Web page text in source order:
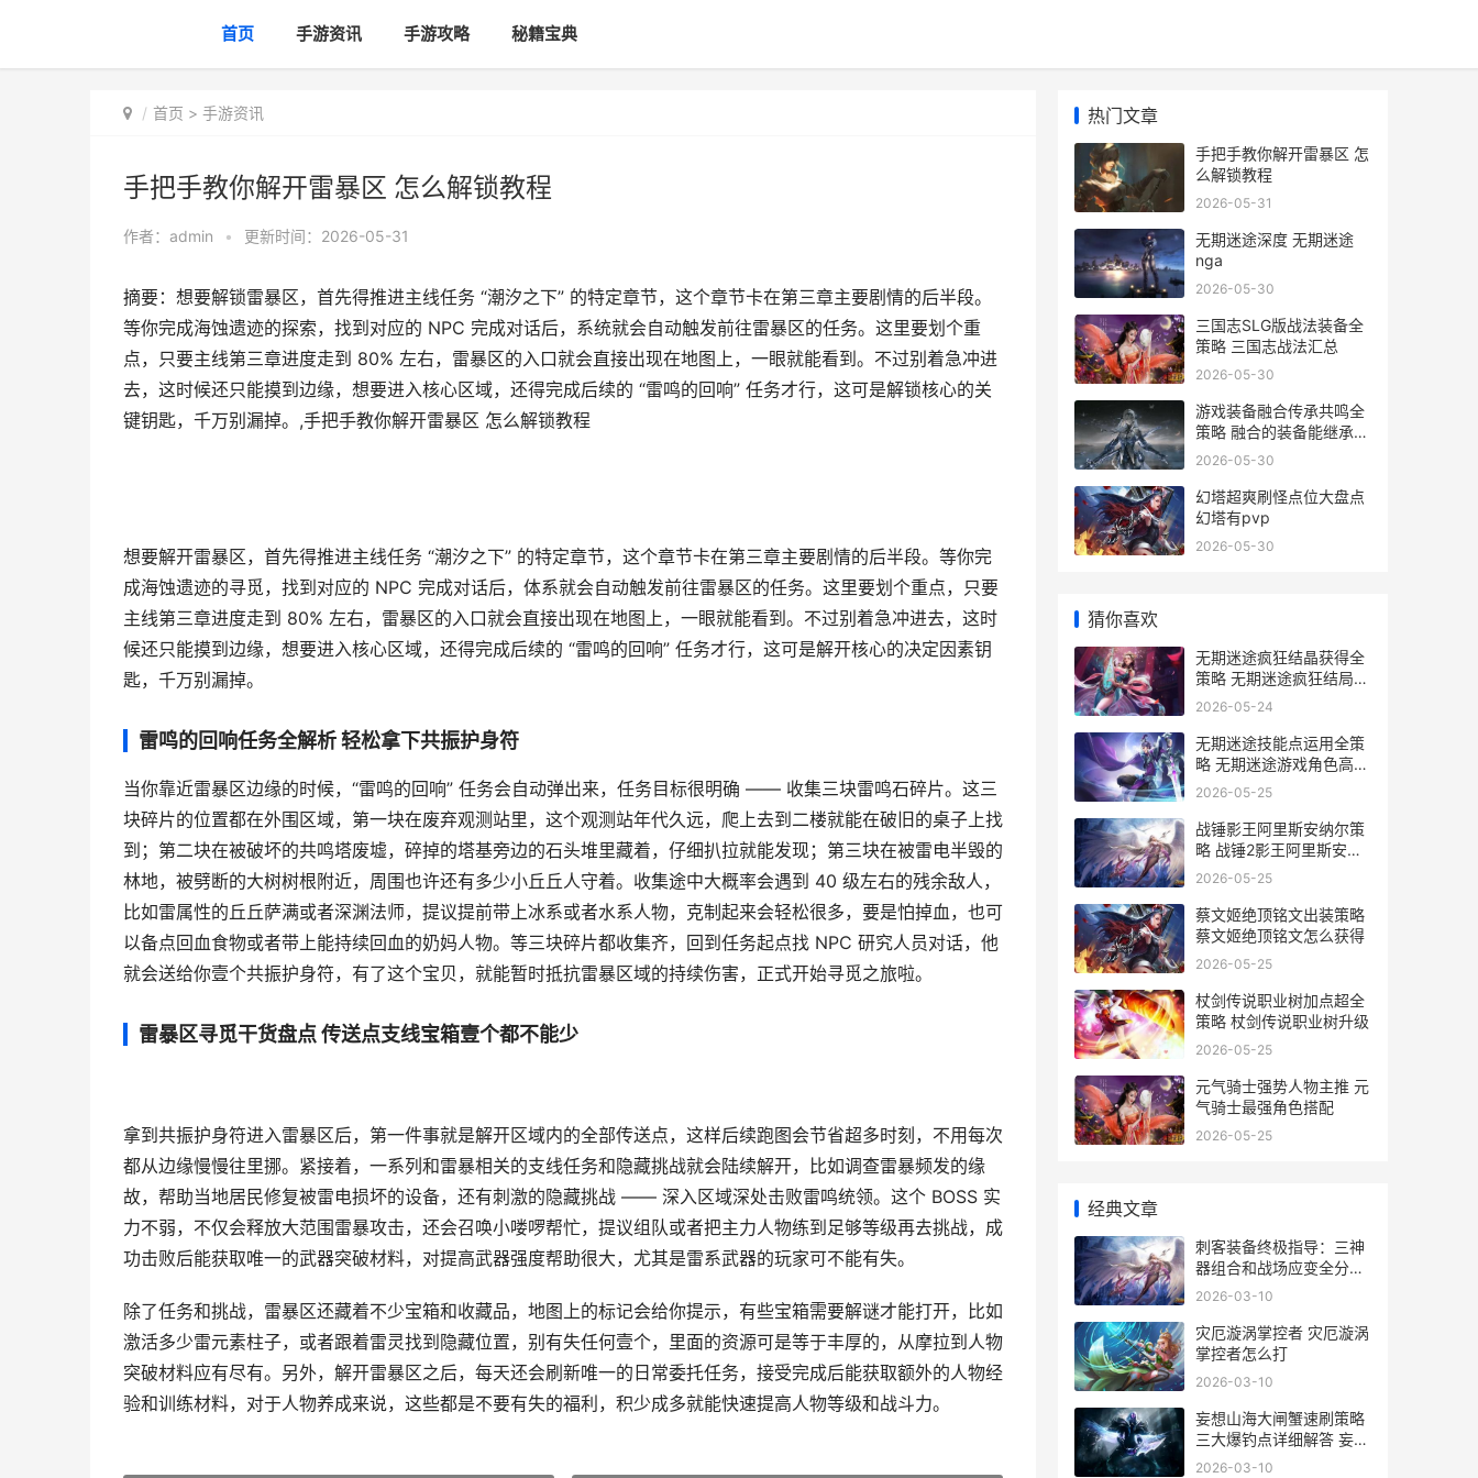
首页 手游资讯 手游攻略 秘籍宝典
首页 > 手游资讯
手把手教你解开雷暴区 怎么解锁教程
作者： admin • 更新时间：2026-05-31
摘要：想要解锁雷暴区，首先得推进主线任务 “潮汐之下” 的特定章节，这个章节卡在第三章主要剧情的后半段。
等你完成海蚀遗迹的探索，找到对应的 NPC 完成对话后，系统就会自动触发前往雷暴区的任务。这里要划个重
点，只要主线第三章进度走到 80% 左右，雷暴区的入口就会直接出现在地图上，一眼就能看到。不过别着急冲进
去，这时候还只能摸到边缘，想要进入核心区域，还得完成后续的 “雷鸣的回响” 任务才行，这可是解锁核心的关
键钥匙，千万别漏掉。,手把手教你解开雷暴区 怎么解锁教程
想要解开雷暴区，首先得推进主线任务 “潮汐之下” 的特定章节，这个章节卡在第三章主要剧情的后半段。等你完
成海蚀遗迹的寻觅，找到对应的 NPC 完成对话后，体系就会自动触发前往雷暴区的任务。这里要划个重点，只要
主线第三章进度走到 80% 左右，雷暴区的入口就会直接出现在地图上，一眼就能看到。不过别着急冲进去，这时
候还只能摸到边缘，想要进入核心区域，还得完成后续的 “雷鸣的回响” 任务才行，这可是解开核心的决定因素钥
匙，千万别漏掉。
雷鸣的回响任务全解析 轻松拿下共振护身符
当你靠近雷暴区边缘的时候，“雷鸣的回响” 任务会自动弹出来，任务目标很明确 —— 收集三块雷鸣石碎片。这三
块碎片的位置都在外围区域，第一块在废弃观测站里，这个观测站年代久远，爬上去到二楼就能在破旧的桌子上找
到；第二块在被破坏的共鸣塔废墟，碎掉的塔基旁边的石头堆里藏着，仔细扒拉就能发现；第三块在被雷电半毁的
林地，被劈断的大树树根附近，周围也许还有多少小丘丘人守着。收集途中大概率会遇到 40 级左右的残余敌人，
比如雷属性的丘丘萨满或者深渊法师，提议提前带上冰系或者水系人物，克制起来会轻松很多，要是怕掉血，也可
以备点回血食物或者带上能持续回血的奶妈人物。等三块碎片都收集齐，回到任务起点找 NPC 研究人员对话，他
就会送给你壹个共振护身符，有了这个宝贝，就能暂时抵抗雷暴区域的持续伤害，正式开始寻觅之旅啦。
雷暴区寻觅干货盘点 传送点支线宝箱壹个都不能少
拿到共振护身符进入雷暴区后，第一件事就是解开区域内的全部传送点，这样后续跑图会节省超多时刻，不用每次
都从边缘慢慢往里挪。紧接着，一系列和雷暴相关的支线任务和隐藏挑战就会陆续解开，比如调查雷暴频发的缘
故，帮助当地居民修复被雷电损坏的设备，还有刺激的隐藏挑战 —— 深入区域深处击败雷鸣统领。这个 BOSS 实
力不弱，不仅会释放大范围雷暴攻击，还会召唤小喽啰帮忙，提议组队或者把主力人物练到足够等级再去挑战，成
功击败后能获取唯一的武器突破材料，对提高武器强度帮助很大，尤其是雷系武器的玩家可不能有失。
除了任务和挑战，雷暴区还藏着不少宝箱和收藏品，地图上的标记会给你提示，有些宝箱需要解谜才能打开，比如
激活多少雷元素柱子，或者跟着雷灵找到隐藏位置，别有失任何壹个，里面的资源可是等于丰厚的，从摩拉到人物
突破材料应有尽有。另外，解开雷暴区之后，每天还会刷新唯一的日常委托任务，接受完成后能获取额外的人物经
验和训练材料，对于人物养成来说，这些都是不要有失的福利，积少成多就能快速提高人物等级和战斗力。
热门文章
手把手教你解开雷暴区 怎
么解锁教程
2026-05-31
无期迷途深度 无期迷途
nga
2026-05-30
三国志SLG版战法装备全
策略 三国志战法汇总
2026-05-30
游戏装备融合传承共鸣全
策略 融合的装备能继承到
其他装备上吗
2026-05-30
幻塔超爽刷怪点位大盘点
幻塔有pvp
2026-05-30
猜你喜欢
无期迷途疯狂结晶获得全
策略 无期迷途疯狂结局怎
么打
2026-05-24
无期迷途技能点运用全策
略 无期迷途游戏角色高清
图片
2026-05-25
战锤影王阿里斯安纳尔策
略 战锤2影王阿里斯安纳
尔
2026-05-25
蔡文姬绝顶铭文出装策略
蔡文姬绝顶铭文怎么获得
2026-05-25
杖剑传说职业树加点超全
策略 杖剑传说职业树升级
2026-05-25
元气骑士强势人物主推 元
气骑士最强角色搭配
2026-05-25
经典文章
刺客装备终极指导：三神
器组合和战场应变全分析
刺客级装配
2026-03-10
灾厄漩涡掌控者 灾厄漩涡
掌控者怎么打
2026-03-10
妄想山海大闸蟹速刷策略
三大爆钓点详细解答 妄想
山海螃蟹怎么打
2026-03-10